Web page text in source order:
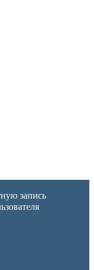
запись